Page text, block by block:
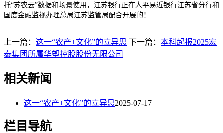
托“苏农云”数据和场景使用，江苏银行正在人平易近银行江苏省分行和
国度金融监视办理总局江苏监管局配合开展的！
上一篇： 这一“农产+文化”的立异思 下一篇： 本科起报2025宏
泰集团所属华塑控股股份无限公司
相关新闻
这一“农产+文化”的立异思2025-07-17
栏目导航